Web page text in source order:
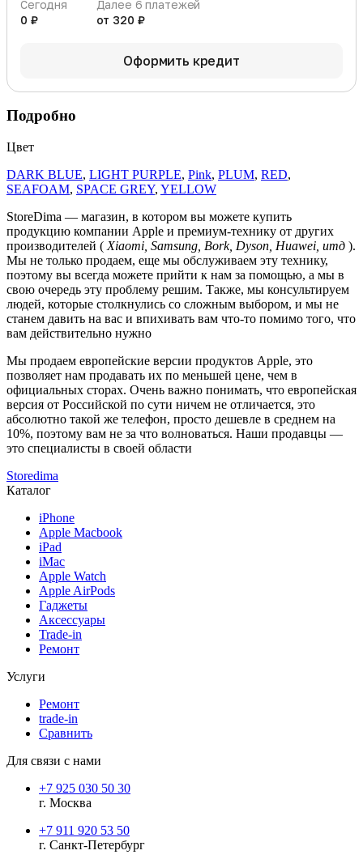
Сегодня
0 ₽
Далее 6 платежей
от 320 ₽
Оформить кредит
Подробно
Цвет
DARK BLUE, LIGHT PURPLE, Pink, PLUM, RED,
SEAFOAM, SPACE GREY, YELLOW
StoreDima — магазин, в котором вы можете купить
продукцию компании Apple и премиум-технику от других
производителей ( Xiaomi, Samsung, Bork, Dyson, Huawei, итд ).
Мы не только продаем, еще мы обслуживаем эту технику,
поэтому вы всегда можете прийти к нам за помощью, а мы в
свою очередь эту проблему решим. Также, мы консультируем
людей, которые столкнулись со сложным выбором, и мы не
станем давить на вас и впихивать вам что-то помимо того, что
вам действительно нужно
Мы продаем европейские версии продуктов Apple, это
позволяет нам продавать их по меньшей цене, чем в
официальных сторах. Очень важно понимать, что европейская
версия от Российской по сути ничем не отличается, это
абсолютно такой же телефон, просто дешевле в среднем на
10%, поэтому вам не за что волноваться. Наши продавцы —
это специалисты в своей области
Storedima
Каталог
iPhone
Apple Macbook
iPad
iMac
Apple Watch
Apple AirPods
Гаджеты
Аксессуары
Trade-in
Ремонт
Услуги
Ремонт
trade-in
Сравнить
Для связи с нами
+7 925 030 50 30
г. Москва
+7 911 920 53 50
г. Санкт-Петербург